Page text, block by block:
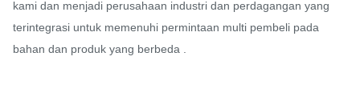
kami dan menjadi perusahaan industri dan perdagangan yang
terintegrasi untuk memenuhi permintaan multi pembeli pada
bahan dan produk yang berbeda .